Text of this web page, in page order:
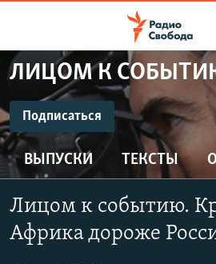
упрощенного
доступа
Вернуться
к
основному
содержанию
Вернутся
главной
ПРОГРАММЫ
ПОДКАСТЫ
АВТОРСКИЕ ПРОЕКТЫ
ЦИТАТЫ СВОБОДЫ
МНЕНИЯ
КУЛЬТУРА
ЛИЦОМ К
Подписаться
ПОДПИСАТЬСЯ
Подписаться
ВЫПУСКИ ТЕКСТЫ
Лицом к событию.
Африка дороже